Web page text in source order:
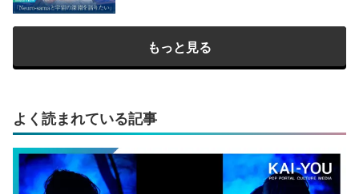
もっと見る
よく読まれている記事